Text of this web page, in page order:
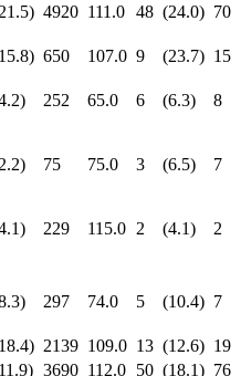
4920 111.0 48 (24.0) 70
650 107.0 9 (23.7) 15
252 65.0 6 (6.3) 8
75 75.0 3 (6.5) 7
229 115.0 2 (4.1) 2
297 74.0 5 (10.4) 7
2139 109.0 13 (12.6) 19
3690 112.0 50 (18.1) 76